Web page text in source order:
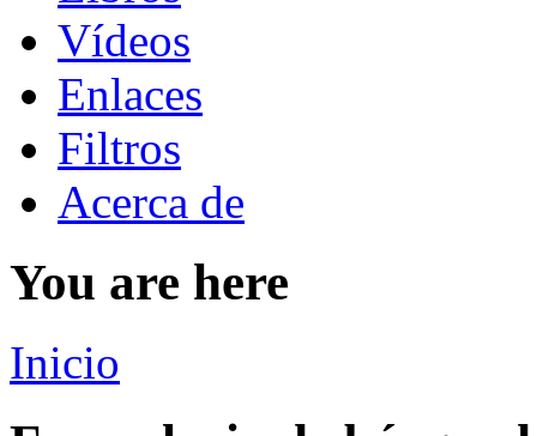
Vídeos
Enlaces
Filtros
Acerca de
You are here
Inicio